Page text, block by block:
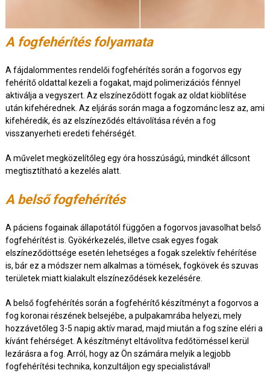
A fogfehérítés folyamata
A fájdalommentes rendelői fogfehérítés során a fogorvos egy
fehérítő oldattal kezeli a fogakat, majd polimerizációs fénnyel
aktiválja a vegyszert. Az elszíneződött fogak az oldat kiöblítése
után kifehérednek. Az eljárás során maga a fogzománc lesz az, ami
kifehéredik, és az elszíneződés eltávolítása révén a fog
visszanyerheti eredeti fehérségét.
A művelet megközelítőleg egy óra hosszúságú, mindkét állcsont
megtisztítható a kezelés alatt.
A belső fogfehérítés
A páciens fogainak állapotától függően a fogorvos javasolhat belső
fogfehérítést is. Gyökérkezelés, illetve csak egyes fogak
elszíneződöttsége esetén lehetséges a fogak szelektív fehérítése
is, bár ez a módszer nem alkalmas a tömések, fogkövek és szuvas
területek miatt kialakult elszíneződések kezelésére.
A belső fogfehérítés során a fogfehérítő készítményt a fogorvos a
fog koronai részének belsejébe, a pulpakamrába helyezi, mely
hozzávetőleg 3-5 napig aktív marad, majd miután a fog színe eléri a
kívánt fehérséget. A készítményt eltávolítva fedőtöméssel kerül
lezárásra a fog. Arról, hogy az Ön számára melyik a legjobb
fogfehérítési technika, konzultáljon egy specialistával!